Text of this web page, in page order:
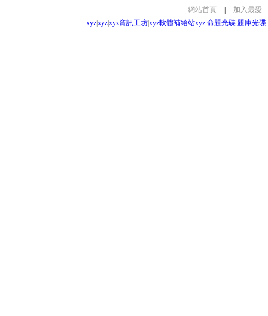
網站首頁
加入最愛
xyzxyzxyz資訊工坊xyz軟體補給站xyz 命題光碟 題庫光碟